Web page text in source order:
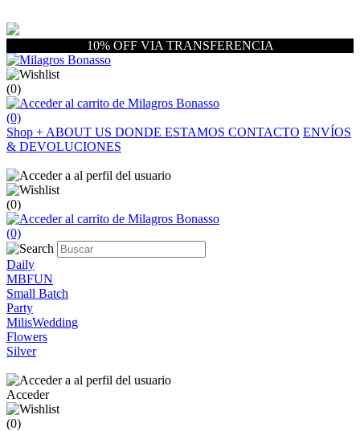
10% OFF VIA TRANSFERENCIA
(0)
(0)
Shop + ABOUT US DONDE ESTAMOS CONTACTO ENVÍOS
& DEVOLUCIONES
(0)
(0)
Daily
MBFUN
Small Batch
Party
MilisWedding
Flowers
Silver
Acceder
(0)